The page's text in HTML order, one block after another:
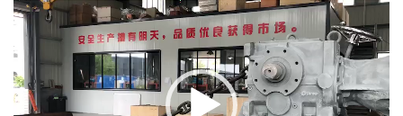
Video
Player